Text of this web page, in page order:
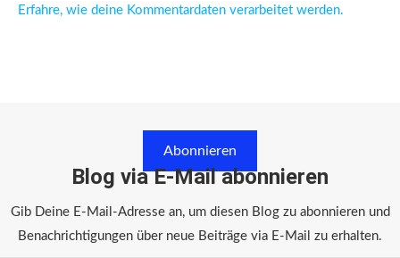
Erfahre, wie deine Kommentardaten verarbeitet werden.
Abonnieren
Blog via E-Mail abonnieren
Gib Deine E-Mail-Adresse an, um diesen Blog zu abonnieren und
Benachrichtigungen über neue Beiträge via E-Mail zu erhalten.